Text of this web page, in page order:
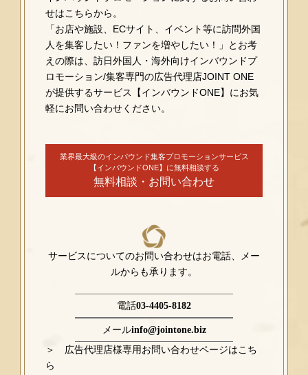
せはこちらから。
「お店や施設、ECサイト、イベント等に訪問外国
人を集客したい！ファンを増やしたい！」とお考
えの際は、訪日外国人・海外向けインバウンドプ
ロモーション/集客専門の広告代理店JOINT ONE
が提供するサービス【インバウンドONE】にお気
軽にお問い合わせください。
業界最大級のインバウンド集客プロモーションサービス
【インバウンドONE】に無料相談する
無料相談・お問い合わせ
サービスについてのお問い合わせはお電話、メー
ルからも承ります。
電話03-4405-8182
メールinfo@jointone.biz
＞ 広告代理店様専用お問い合わせページはこち
ら